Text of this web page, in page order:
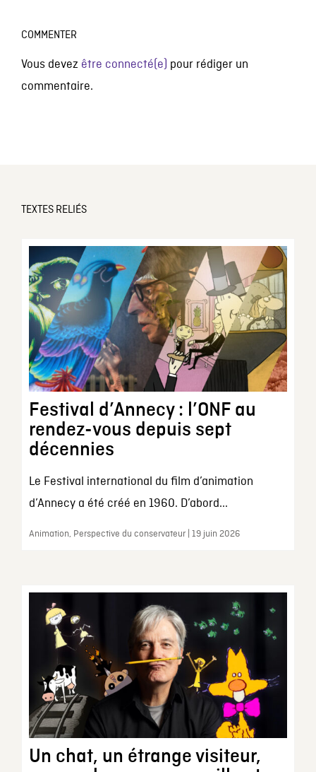
COMMENTER
Vous devez être connecté(e) pour rédiger un
commentaire.
TEXTES RELIÉS
Festival d’Annecy : l’ONF au
rendez-vous depuis sept
décennies
Le Festival international du film d’animation
d’Annecy a été créé en 1960. D’abord...
Animation, Perspective du conservateur | 19 juin 2026
Un chat, un étrange visiteur,